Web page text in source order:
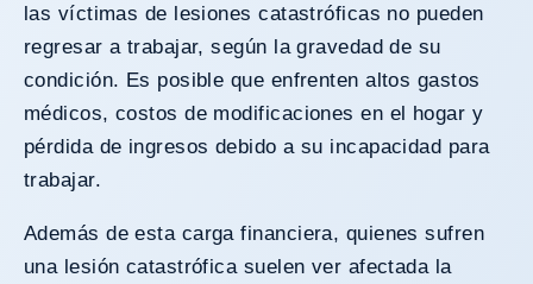
las víctimas de lesiones catastróficas no pueden
regresar a trabajar, según la gravedad de su
condición. Es posible que enfrenten altos gastos
médicos, costos de modificaciones en el hogar y
pérdida de ingresos debido a su incapacidad para
trabajar.
Además de esta carga financiera, quienes sufren
una lesión catastrófica suelen ver afectada la